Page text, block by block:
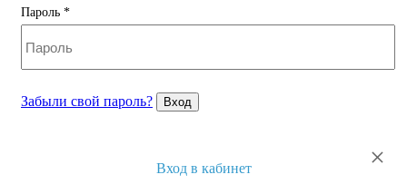
Пароль *
Забыли свой пароль? Вход
×
Вход в кабинет